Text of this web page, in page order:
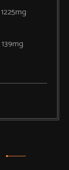
1225mg
139mg